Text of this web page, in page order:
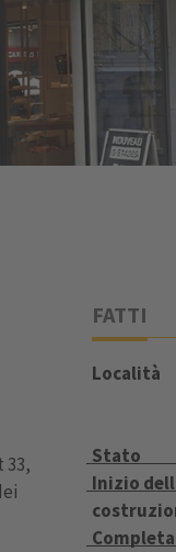
33,
FATTI
Località
Stato
Inizio